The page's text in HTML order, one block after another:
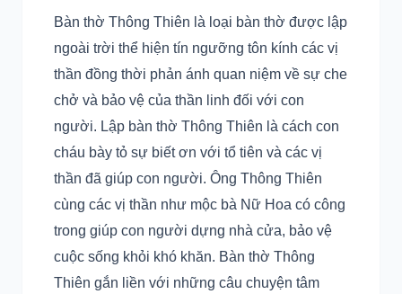
Bàn thờ Thông Thiên là loại bàn thờ được lập
ngoài trời thể hiện tín ngưỡng tôn kính các vị
thần đồng thời phản ánh quan niệm về sự che
chở và bảo vệ của thần linh đối với con
người. Lập bàn thờ Thông Thiên là cách con
cháu bày tỏ sự biết ơn với tổ tiên và các vị
thần đã giúp con người. Ông Thông Thiên
cùng các vị thần như mộc bà Nữ Hoa có công
trong giúp con người dựng nhà cửa, bảo vệ
cuộc sống khỏi khó khăn. Bàn thờ Thông
Thiên gắn liền với những câu chuyện tâm